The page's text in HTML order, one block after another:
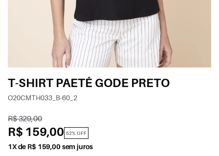
T-SHIRT PAETÊ GODE PRETO
O20CMTH033_B-60_2
R$ 329,00
R$ 159,00 52% OFF
1X de R$ 159,00 sem juros